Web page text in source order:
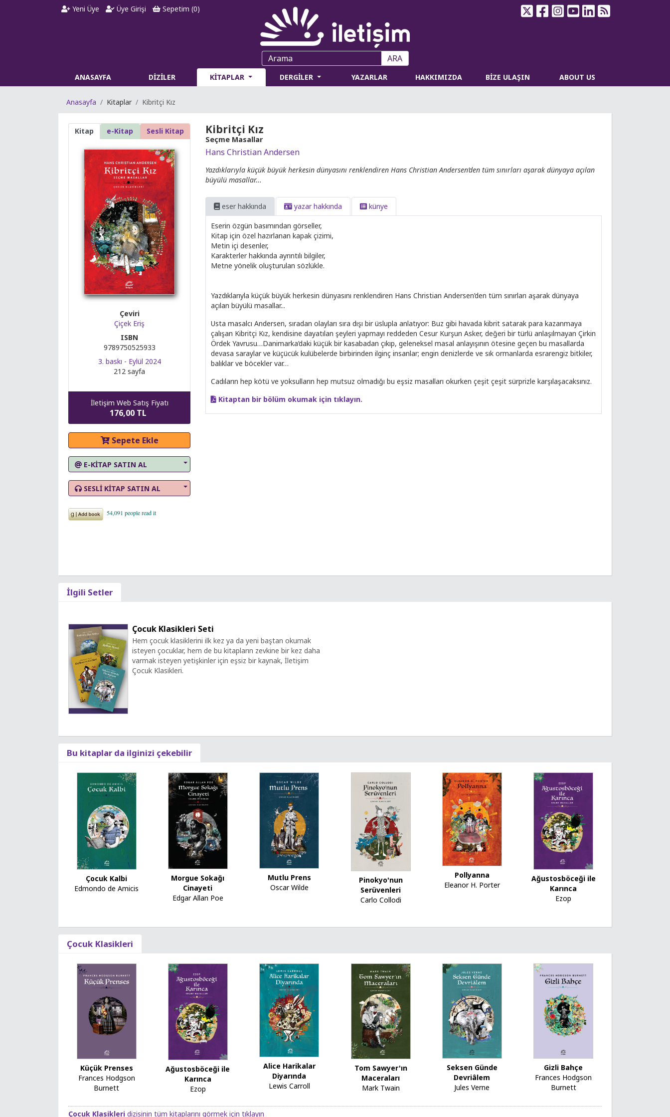
Yeni Üye Üye Girişi Sepetim (0)
ARA
ANASAYFA DİZİLER KİTAPLAR DERGİLER YAZARLAR HAKKIMIZDA BİZE ULAŞIN ABOUT US
Anasayfa Kitaplar Kibritçi Kız
Kitap e-Kitap Sesli Kitap
Çeviri
Çiçek Eriş
ISBN
9789750525933
3. baskı - Eylül 2024
212 sayfa
İletişim Web Satış Fiyatı
176,00 TL
Sepete Ekle
E-KİTAP SATIN AL
SESLİ KİTAP SATIN AL
Kibritçi Kız
Seçme Masallar
Hans Christian Andersen
Yazdıklarıyla küçük büyük herkesin dünyasını renklendiren Hans Christian Andersen’den tüm sınırları aşarak dünyaya açılan
büyülü masallar...
eser hakkında yazar hakkında künye
Eserin özgün basımından görseller,
Kitap için özel hazırlanan kapak çizimi,
Metin içi desenler,
Karakterler hakkında ayrıntılı bilgiler,
Metne yönelik oluşturulan sözlükle.
Yazdıklarıyla küçük büyük herkesin dünyasını renklendiren Hans Christian Andersen’den tüm sınırları aşarak dünyaya
açılan büyülü masallar...
Usta masalcı Andersen, sıradan olayları sıra dışı bir üslupla anlatıyor: Buz gibi havada kibrit satarak para kazanmaya
çalışan Kibritçi Kız, kendisine dayatılan şeyleri yapmayı reddeden Cesur Kurşun Asker, değeri bir türlü anlaşılmayan Çirkin
Ördek Yavrusu…Danimarka’daki küçük bir kasabadan çıkıp, geleneksel masal anlayışının ötesine geçen bu masallarda
devasa saraylar ve küçücük kulübelerde birbirinden ilginç insanlar; engin denizlerde ve sık ormanlarda esrarengiz bitkiler,
balıklar ve böcekler var…
Cadıların hep kötü ve yoksulların hep mutsuz olmadığı bu eşsiz masalları okurken çeşit çeşit sürprizle karşılaşacaksınız.
Kitaptan bir bölüm okumak için tıklayın.
İlgili Setler
Çocuk Klasikleri Seti
Hem çocuk klasiklerini ilk kez ya da yeni baştan okumak
isteyen çocuklar, hem de bu kitapların zevkine bir kez daha
varmak isteyen yetişkinler için eşsiz bir kaynak, İletişim
Çocuk Klasikleri.
Bu kitaplar da ilginizi çekebilir
Çocuk Kalbi
Edmondo de Amicis
Morgue Sokağı
Cinayeti
Edgar Allan Poe
Mutlu Prens
Oscar Wilde
Pinokyo'nun
Serüvenleri
Carlo Collodi
Pollyanna
Eleanor H. Porter
Ağustosböceği ile
Karınca
Ezop
Çocuk Klasikleri
Küçük Prenses
Frances Hodgson
Burnett
Ağustosböceği ile
Karınca
Ezop
Alice Harikalar
Diyarında
Lewis Carroll
Tom Sawyer'ın
Maceraları
Mark Twain
Seksen Günde
Devriâlem
Jules Verne
Gizli Bahçe
Frances Hodgson
Burnett
Çocuk Klasikleri dizisinin tüm kitaplarını görmek için tıklayın